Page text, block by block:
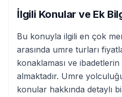
İlgili Konular ve Ek
Bu konuyla ilgili en çok
arasında umre turları
konaklaması ve ibadetlerin
almaktadır. Umre
konular hakkında detaylı